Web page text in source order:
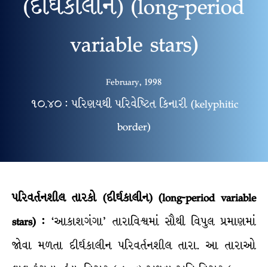
variable stars)
February, 1998
૧૦.૪૦ : પરિણયથી પરિવેષ્ટિત કિનારી (kelyphitic
border)
પરિવર્તનશીલ તારકો(દીર્ઘકાલીન) (long-period variable
stars) : ‘આકાશગંગા’ તારાવિશ્વમાં સૌથી વિપુલ પ્રમાણમાં
જોવા મળતા દીર્ઘકાલીન પરિવર્તનશીલ તારા. આ તારાઓ